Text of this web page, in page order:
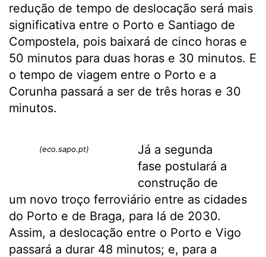
redução de tempo de deslocação será mais
significativa entre o Porto e Santiago de
Compostela, pois baixará de cinco horas e
50 minutos para duas horas e 30 minutos. E
o tempo de viagem entre o Porto e a
Corunha passará a ser de três horas e 30
minutos.
(eco.sapo.pt)
Já a segunda
fase postulará a
construção de
um novo troço ferroviário entre as cidades
do Porto e de Braga, para lá de 2030.
Assim, a deslocação entre o Porto e Vigo
passará a durar 48 minutos; e, para a